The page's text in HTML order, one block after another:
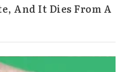
And It Dies From A